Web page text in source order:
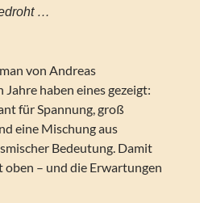
…
von Andreas
haben eines gezeigt:
für Spannung, groß
eine Mischung aus
Bedeutung. Damit
– und die Erwartungen